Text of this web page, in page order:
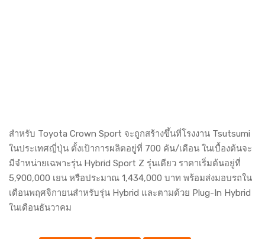
สำหรับ Toyota Crown Sport จะถูกสร้างขึ้นที่โรงงาน Tsutsumi
ในประเทศญี่ปุ่น ตั้งเป้าการผลิตอยู่ที่ 700 คัน/เดือน ในเบื้องต้นจะ
มีจำหน่ายเฉพาะรุ่น Hybrid Sport Z รุ่นเดียว ราคาเริ่มต้นอยู่ที่
5,900,000 เยน หรือประมาณ 1,434,000 บาท พร้อมส่งมอบรถใน
เดือนพฤศจิกายนสำหรับรุ่น Hybrid และตามด้วย Plug-In Hybrid
ในเดือนธันวาคม